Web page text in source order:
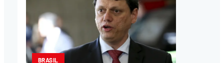
BRASIL